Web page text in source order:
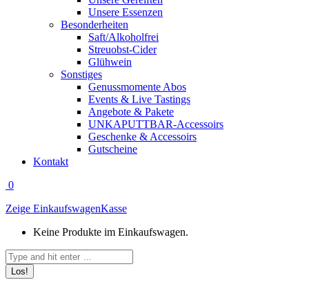
Unsere Essenzen
Besonderheiten
Saft/Alkoholfrei
Streuobst-Cider
Glühwein
Sonstiges
Genussmomente Abos
Events & Live Tastings
Angebote & Pakete
UNKAPUTTBAR-Accessoirs
Geschenke & Accessoirs
Gutscheine
Kontakt
0
Zeige EinkaufswagenKasse
Keine Produkte im Einkaufswagen.
Search: